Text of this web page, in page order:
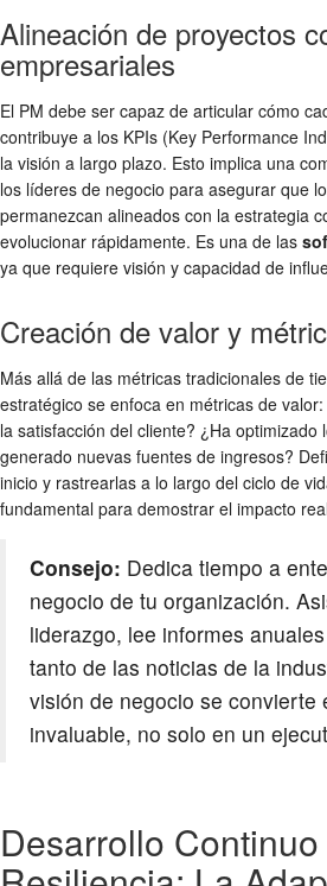
Alineación de proyectos
empresariales
El PM debe ser capaz de articular cómo
contribuye a los KPIs (Key Performance
la visión a largo plazo. Esto implica una
los líderes de negocio para asegurar que
permanezcan alineados con la estrategia
evolucionar rápidamente. Es una de las
ya que requiere visión y capacidad de
Creación de valor y
Más allá de las métricas tradicionales de
estratégico se enfoca en métricas de
la satisfacción del cliente? ¿Ha optimizado
generado nuevas fuentes de ingresos?
inicio y rastrearlas a lo largo del ciclo de
fundamental para demostrar el impacto
Consejo: Dedica tiempo a
negocio de tu organización.
liderazgo, lee informes
tanto de las noticias de la
visión de negocio se convierte
invaluable, no solo en un
Desarrollo